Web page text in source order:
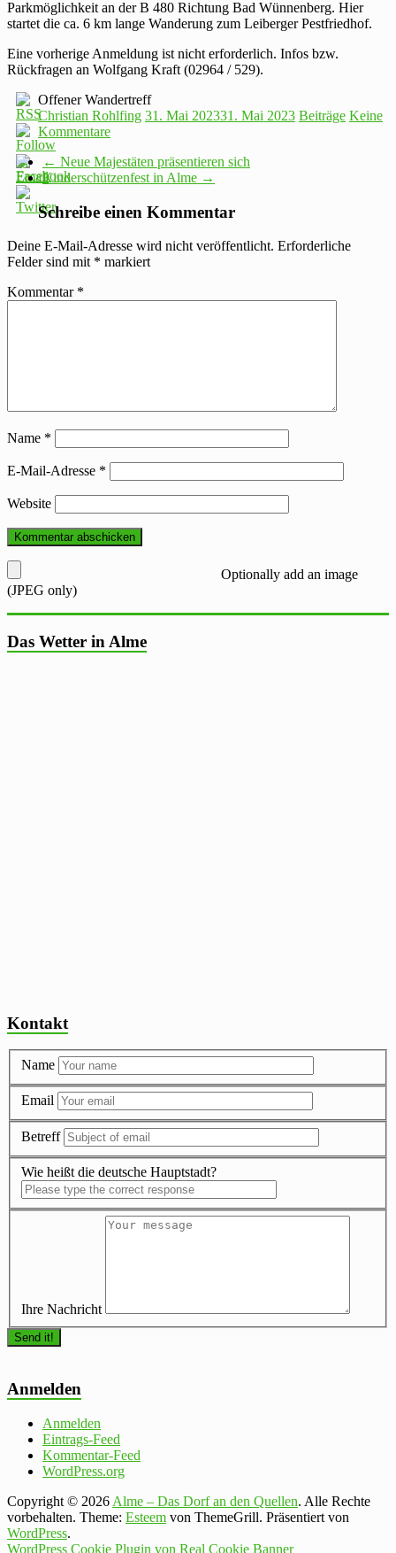
Parkmöglichkeit an der B 480 Richtung Bad Wünnenberg. Hier
startet die ca. 6 km lange Wanderung zum Leiberger Pestfriedhof.
Eine vorherige Anmeldung ist nicht erforderlich. Infos bzw.
Rückfragen an Wolfgang Kraft (02964 / 529).
Offener Wandertreff
Christian Rohlfing 31. Mai 202331. Mai 2023 Beiträge Keine
Kommentare
← Neue Majestäten präsentieren sich
Kinderschützenfest in Alme →
Schreibe einen Kommentar
Deine E-Mail-Adresse wird nicht veröffentlicht. Erforderliche
Felder sind mit * markiert
Kommentar *
Name *
E-Mail-Adresse *
Website
Optionally add an image
(JPEG only)
Das Wetter in Alme
Kontakt
Name
Email
Betreff
Wie heißt die deutsche Hauptstadt?
Ihre Nachricht
Anmelden
Anmelden
Eintrags-Feed
Kommentar-Feed
WordPress.org
Copyright © 2026 Alme – Das Dorf an den Quellen. Alle Rechte
vorbehalten. Theme: Esteem von ThemeGrill. Präsentiert von
WordPress.
WordPress Cookie Plugin von Real Cookie Banner